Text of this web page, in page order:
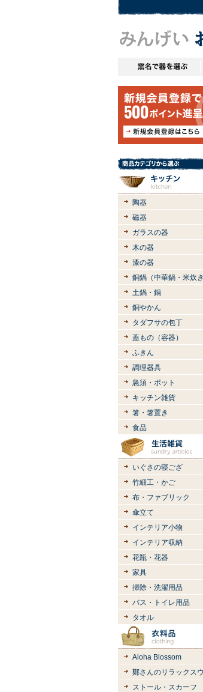
陶器
磁器
ガラスの器
木の器
漆の器
銅鍋（中華鍋・米炊き
土鍋・鍋
銅やかん
タダフサの包丁
蓋もの（容器）
ふきん
調理器具
急須・ポット
キッチン雑貨
箸・箸置き
食品
いぐさの寝ござ
竹細工・かご
布・ファブリック
傘立て
インテリア小物
インテリア収納
花瓶・花器
家具
掃除・洗濯用品
バス・トイレ用品
タオル
Aloha Blossom
鄭さんのリラックス
ストール・スカーフ